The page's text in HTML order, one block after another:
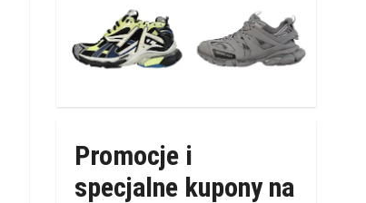
Promocje i
specjalne kupony na